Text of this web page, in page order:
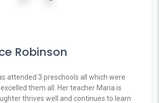
Robinson
attended 3 preschools all which were
them all. Her teacher Maria is
thrives well and continues to learn